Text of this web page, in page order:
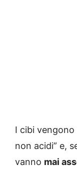
I cibi vengono
non acidi” e,
vanno mai